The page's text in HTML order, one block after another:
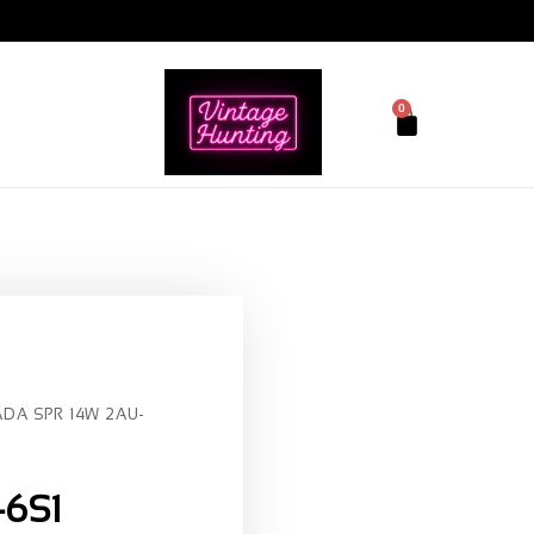
0
SPR 14W 2AU-